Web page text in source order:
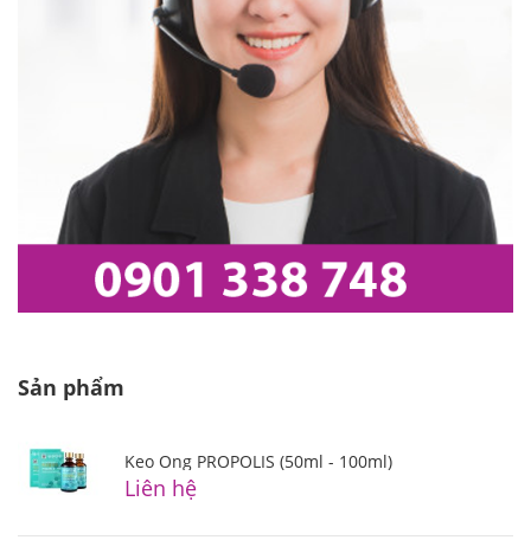
Sản phẩm
Keo Ong PROPOLIS (50ml - 100ml)
Liên hệ